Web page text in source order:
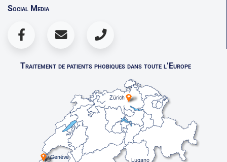
Social Media
Traitement de patients phobiques dans toute l’Europe